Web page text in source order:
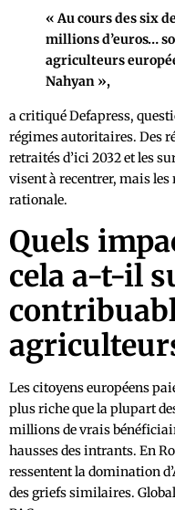
« Au cours des six
millions d’euros…
agriculteurs
Nahyan »,
a critiqué Defapress,
régimes autoritaires. Des
retraités d’ici 2032 et les
visent à recentrer, mais
rationale.
Quels
cela a-t-il
Les citoyens européens
plus riche que la plupart
millions de vrais
hausses des intrants. En
ressentent la domination
des griefs similaires.